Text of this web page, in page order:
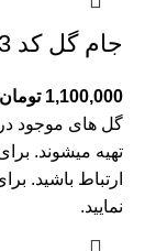
جام گل کد 343
1,100,000 تومان
گل های موجود در
تهیه میشوند.
ارتباط باشید.
نمایید.